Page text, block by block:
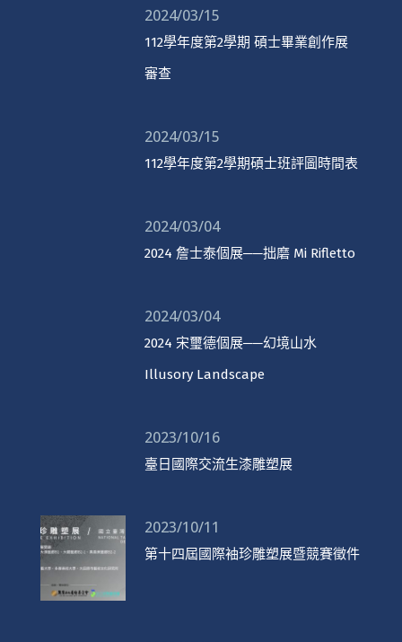
2024/03/15
112學年度第2學期 碩士畢業創作展
審查
2024/03/15
112學年度第2學期碩士班評圖時間表
2024/03/04
2024 詹士泰個展──拙磨 Mi Rifletto
2024/03/04
2024 宋璽德個展──幻境山水
Illusory Landscape
2023/10/16
臺日國際交流生漆雕塑展
2023/10/11
第十四屆國際袖珍雕塑展暨競賽徵件